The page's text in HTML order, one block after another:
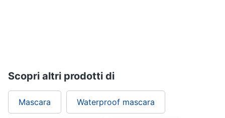
Acetone
Vedi
tutti
Scopri altri prodotti di
Mascara Waterproof mascara